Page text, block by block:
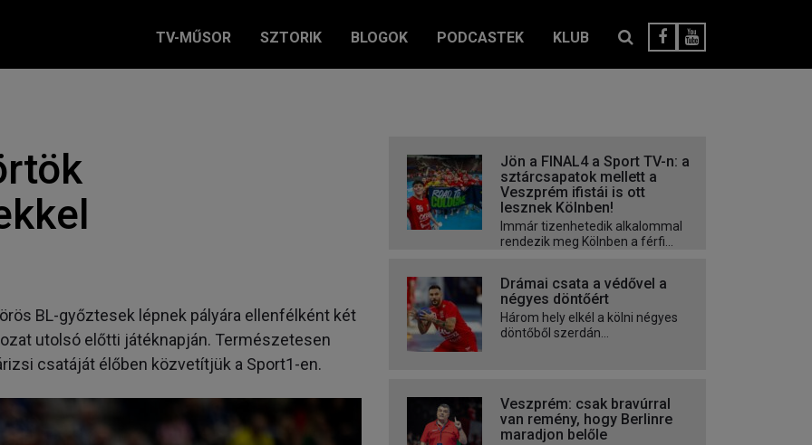
TV-MŰSOR SZTORIK BLOGOK PODCASTEK KLUB
BL-győztesek lépnek pályára ellenfélként két
utolsó előtti játéknapján. Természetesen
csatáját élőben közvetítjük a Sport1-en.
Jön a FINAL4 a Sport TV-n: a
sztárcsapatok mellett a
Veszprém ifistái is ott
lesznek Kölnben!
Immár tizenhetedik alkalommal
rendezik meg Kölnben a férfi...
Drámai csata a védővel a
négyes döntőért
Három hely elkél a kölni négyes
döntőből szerdán...
Veszprém: csak bravúrral
van remény, hogy Berlinre
maradjon belőle